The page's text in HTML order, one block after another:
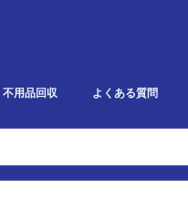
不用品回収 よくある質問